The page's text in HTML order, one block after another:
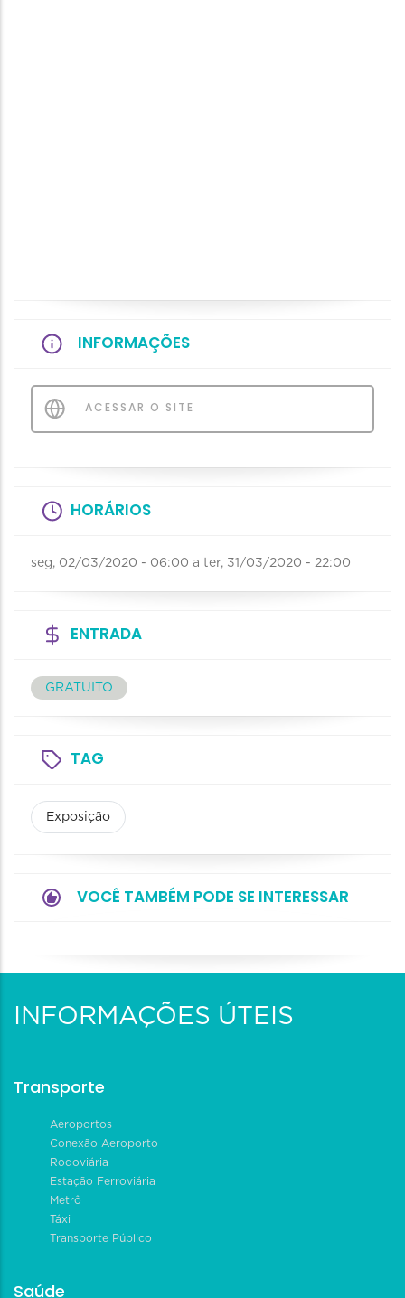
INFORMAÇÕES
ACESSAR O SITE
HORÁRIOS
seg, 02/03/2020 - 06:00 a ter, 31/03/2020 - 22:00
ENTRADA
GRATUITO
TAG
Exposição
VOCÊ TAMBÉM PODE SE INTERESSAR
INFORMAÇÕES ÚTEIS
Transporte
Aeroportos
Conexão Aeroporto
Rodoviária
Estação Ferroviária
Metrô
Táxi
Transporte Público
Saúde